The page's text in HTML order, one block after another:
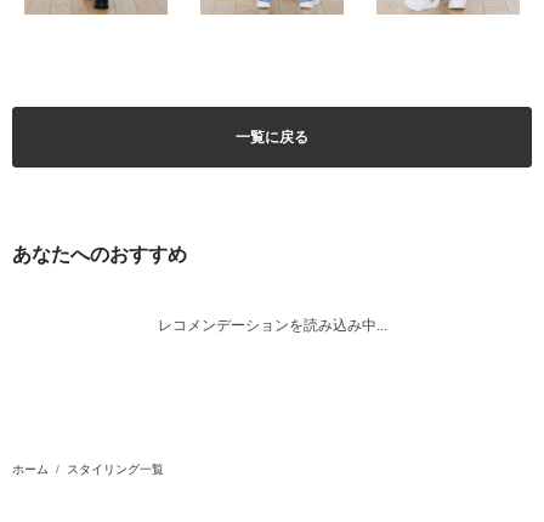
一覧に戻る
あなたへのおすすめ
レコメンデーションを読み込み中...
ホーム スタイリング一覧